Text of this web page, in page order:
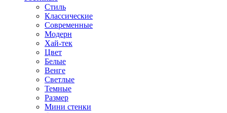
Стиль
Классические
Современные
Модерн
Хай-тек
Цвет
Белые
Венге
Светлые
Темные
Размер
Мини стенки